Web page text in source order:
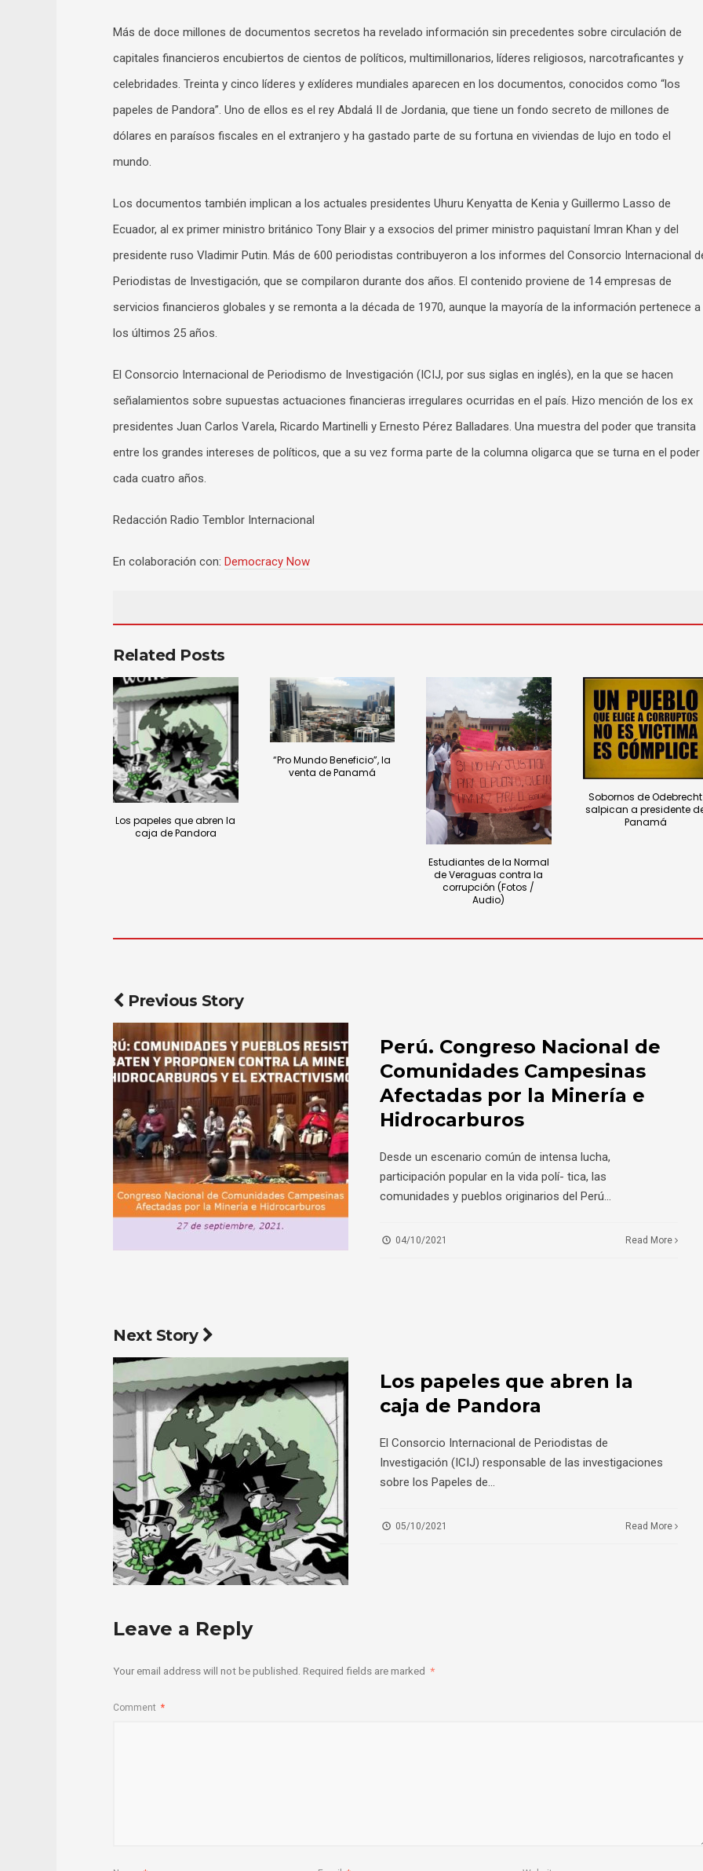
Más de doce millones de documentos secretos ha revelado información sin precedentes sobre circulación de
capitales financieros encubiertos de cientos de políticos, multimillonarios, líderes religiosos, narcotraficantes y
celebridades. Treinta y cinco líderes y exlíderes mundiales aparecen en los documentos, conocidos como “los
papeles de Pandora”. Uno de ellos es el rey Abdalá II de Jordania, que tiene un fondo secreto de millones de
dólares en paraísos fiscales en el extranjero y ha gastado parte de su fortuna en viviendas de lujo en todo el
mundo.
Los documentos también implican a los actuales presidentes Uhuru Kenyatta de Kenia y Guillermo Lasso de
Ecuador, al ex primer ministro británico Tony Blair y a exsocios del primer ministro paquistaní Imran Khan y del
presidente ruso Vladimir Putin. Más de 600 periodistas contribuyeron a los informes del Consorcio Internacional
Periodistas de Investigación, que se compilaron durante dos años. El contenido proviene de 14 empresas de
servicios financieros globales y se remonta a la década de 1970, aunque la mayoría de la información pertenece a
los últimos 25 años.
El Consorcio Internacional de Periodismo de Investigación (ICIJ, por sus siglas en inglés), en la que se hacen
señalamientos sobre supuestas actuaciones financieras irregulares ocurridas en el país. Hizo mención de los ex
presidentes Juan Carlos Varela, Ricardo Martinelli y Ernesto Pérez Balladares. Una muestra del poder que transita
entre los grandes intereses de políticos, que a su vez forma parte de la columna oligarca que se turna en el poder
cada cuatro años.
Redacción Radio Temblor Internacional
En colaboración con: Democracy Now
Related Posts
Los papeles que abren la
caja de Pandora
“Pro Mundo Beneficio”, la
venta de Panamá
Estudiantes de la Normal
de Veraguas contra la
corrupción (Fotos /
Audio)
Sobornos de Odebrecht
salpican a presidente
Panamá
Previous Story
Perú. Congreso Nacional de
Comunidades Campesinas
Afectadas por la Minería e
Hidrocarburos
Desde un escenario común de intensa lucha,
participación popular en la vida polí- tica, las
comunidades y pueblos originarios del Perú...
04/10/2021 Read More
Next Story
Los papeles que abren la
caja de Pandora
El Consorcio Internacional de Periodistas de
Investigación (ICIJ) responsable de las investigaciones
sobre los Papeles de...
05/10/2021 Read More
Leave a Reply
Your email address will not be published. Required fields are marked *
Comment *